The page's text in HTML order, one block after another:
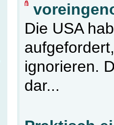
Die USA
ignorieren.
dar...